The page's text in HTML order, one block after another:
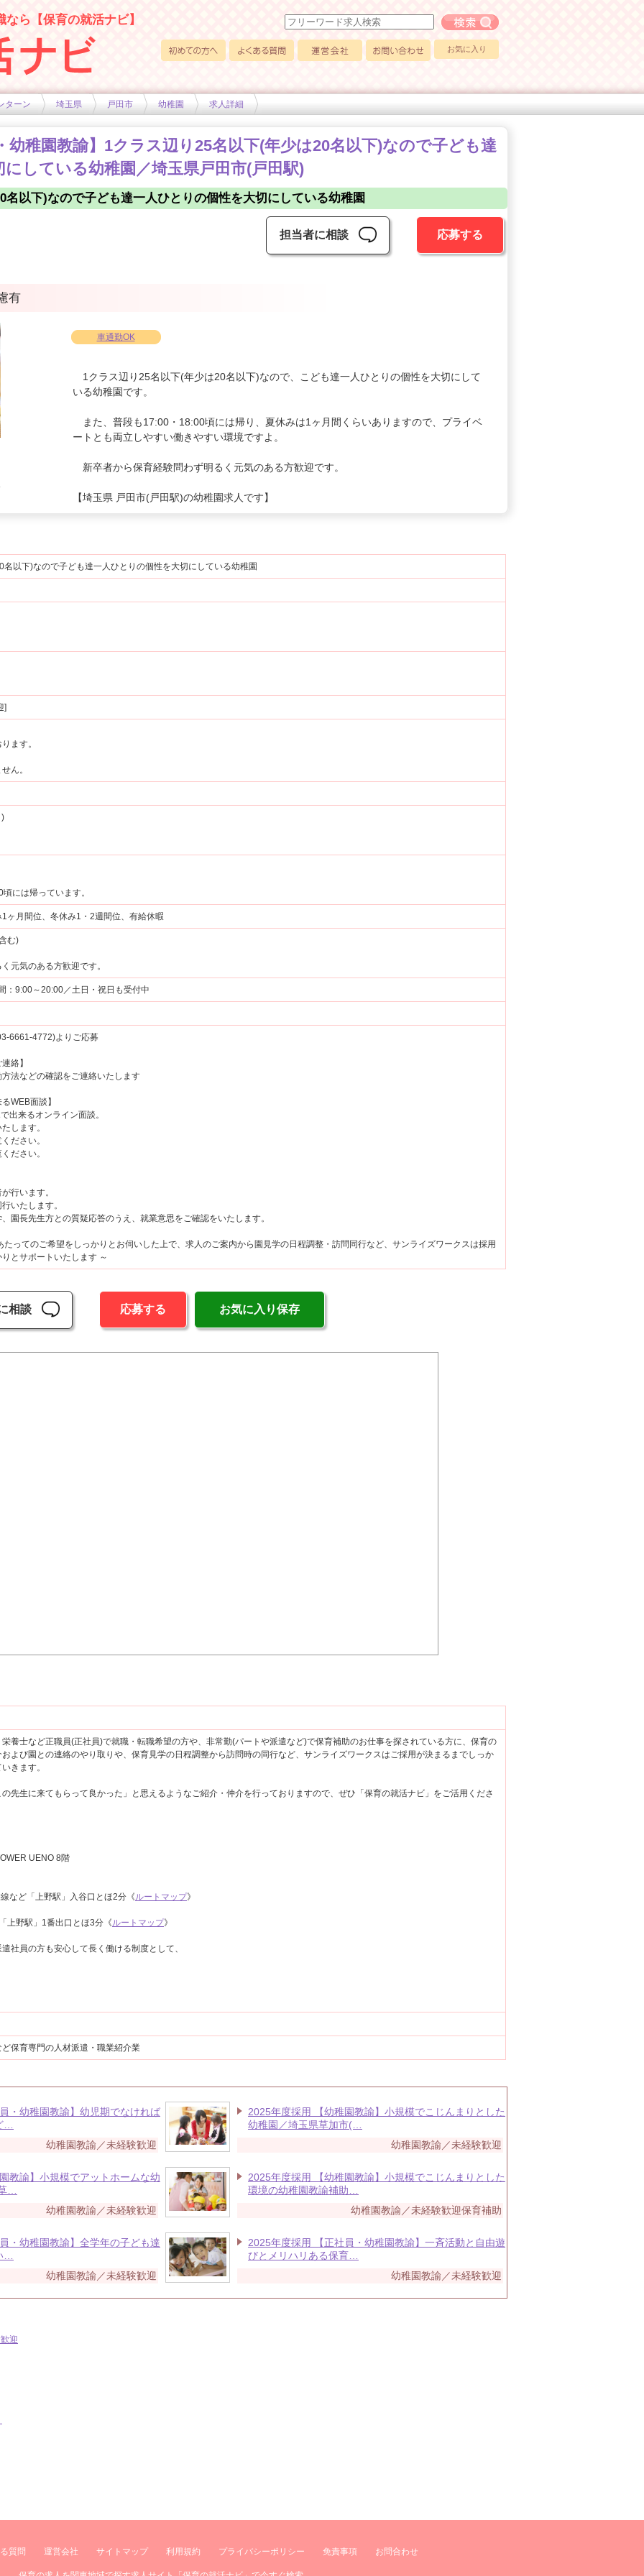
ら【保育の就活ナビ】
お気に入り
ターン 埼玉県 戸田市 幼稚園 求人詳細
幼稚園教諭】1クラス辺り25名以下(年少は20名以下)なので子ども達
している幼稚園／埼玉県戸田市(戸田駅)
名以下)なので子ども達一人ひとりの個性を大切にしている幼稚園
担当者に相談 応募する
有
車通勤OK
1クラス辺り25名以下(年少は20名以下)なので、こども達一人ひとりの個性を大切にして
いる幼稚園です。
また、普段も17:00・18:00頃には帰り、夏休みは1ヶ月間くらいありますので、プライベ
ートとも両立しやすい働きやすい環境ですよ。
新卒者から保育経験問わず明るく元気のある方歓迎です。
【埼玉県 戸田市(戸田駅)の幼稚園求人です】
以下)なので子ども達一人ひとりの個性を大切にしている幼稚園
]
ます。
ん。
)
には帰っています。
ヶ月間位、冬休み1・2週間位、有給休暇
む)
元気のある方歓迎です。
9:00～20:00／土日・祝日も受付中
6661-4772)よりご応募
絡】
法などの確認をご連絡いたします
WEB面談】
来るオンライン面談。
します。
ださい。
ださい。
行います。
いたします。
長先生方との質疑応答のうえ、就業意思をご確認をいたします。
ってのご希望をしっかりとお伺いした上で、求人のご案内から園見学の日程調整・訪問同行など、サンライズワークスは採用
とサポートいたします ～
相談 応募する お気に入り保存
養士など正職員(正社員)で就職・転職希望の方や、非常勤(パートや派遣など)で保育補助のお仕事を探されている方に、保育の
よび園との連絡のやり取りや、保育見学の日程調整から訪問時の同行など、サンライズワークスはご採用が決まるまでしっか
きます。
先生に来てもらって良かった」と思えるようなご紹介・仲介を行っておりますので、ぜひ「保育の就活ナビ」をご活用くださ
UENO 8階
など「上野駅」入谷口とほ2分《ルートマップ》
上野駅」1番出口とほ3分《ルートマップ》
社員の方も安心して長く働ける制度として、
保育専門の人材派遣・職業紹介業
・幼稚園教諭】幼児期でなければ
…
幼稚園教諭／未経験歓迎
2025年度採用 【幼稚園教諭】小規模でこじんまりとした
幼稚園／埼玉県草加市(…
幼稚園教諭／未経験歓迎
教諭】小規模でアットホームな幼
…
幼稚園教諭／未経験歓迎
2025年度採用 【幼稚園教諭】小規模でこじんまりとした
環境の幼稚園教諭補助…
幼稚園教諭／未経験歓迎保育補助
・幼稚園教諭】全学年の子ども達
…
幼稚園教諭／未経験歓迎
2025年度採用 【正社員・幼稚園教諭】一斉活動と自由遊
びとメリハリある保育…
幼稚園教諭／未経験歓迎
迎
質問 運営会社 サイトマップ 利用規約 プライバシーポリシー 免責事項 お問合わせ